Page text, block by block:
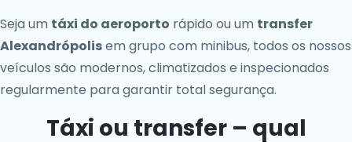
Seja um táxi do aeroporto rápido ou um transfer
Alexandrópolisem grupo com minibus, todos os nossos
veículos são modernos, climatizados e inspecionados
regularmente para garantir total segurança.
Táxi ou transfer – qual